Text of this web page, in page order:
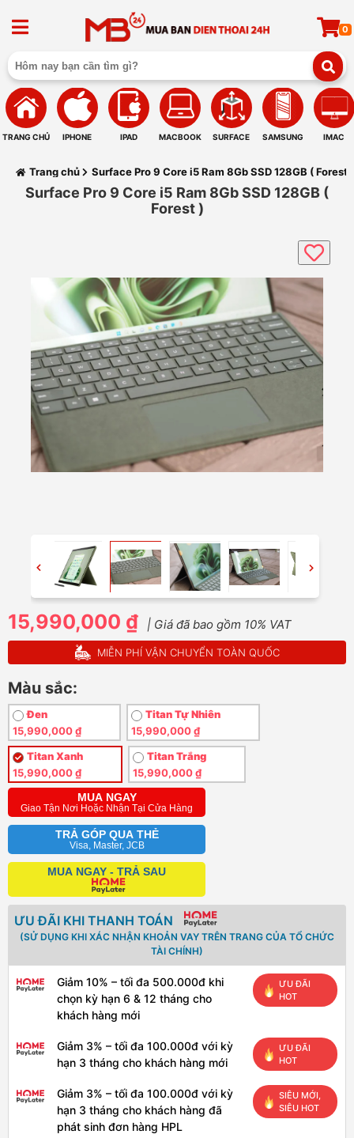
0
TRANG CHỦ IPHONE IPAD MACBOOK SURFACE SAMSUNG IMAC
Trang chủ Surface Pro 9 Core i5 Ram 8Gb SSD 128GB ( Forest )
Surface Pro 9 Core i5 Ram 8Gb SSD 128GB (
Forest )
15,990,000 ₫ | Giá đã bao gồm 10% VAT
MIỄN PHÍ VẬN CHUYỂN TOÀN QUỐC
Màu sắc:
Đen
15,990,000 ₫
Titan Tự Nhiên
15,990,000 ₫
Titan Xanh
15,990,000 ₫
Titan Trắng
15,990,000 ₫
MUA NGAY
Giao Tận Nơi Hoặc Nhận Tại Cửa Hàng
TRẢ GÓP QUA THẺ
Visa, Master, JCB
MUA NGAY - TRẢ SAU
ƯU ĐÃI KHI THANH TOÁN
(SỬ DỤNG KHI XÁC NHẬN KHOẢN VAY TRÊN TRANG CỦA TỔ CHỨC
TÀI CHÍNH)
Giảm 10% – tối đa 500.000đ khi
chọn kỳ hạn 6 & 12 tháng cho
khách hàng mới
ƯU ĐÃI
HOT
Giảm 3% – tối đa 100.000đ với kỳ
hạn 3 tháng cho khách hàng mới
ƯU ĐÃI
HOT
Giảm 3% – tối đa 100.000đ với kỳ
hạn 3 tháng cho khách hàng đã
phát sinh đơn hàng HPL
SIÊU MỚI,
SIÊU HOT